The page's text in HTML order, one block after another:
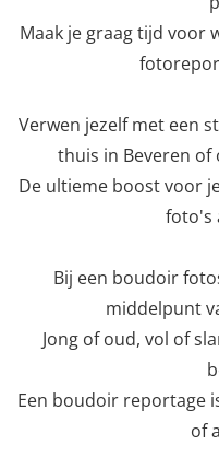
Maak je graag tijd voor
Verwen jezelf met een
thuis in Beveren
De ultieme boost voor
foto's
Bij een boudoir
middelpunt
Jong of oud, vol of
Een boudoir reportage
of